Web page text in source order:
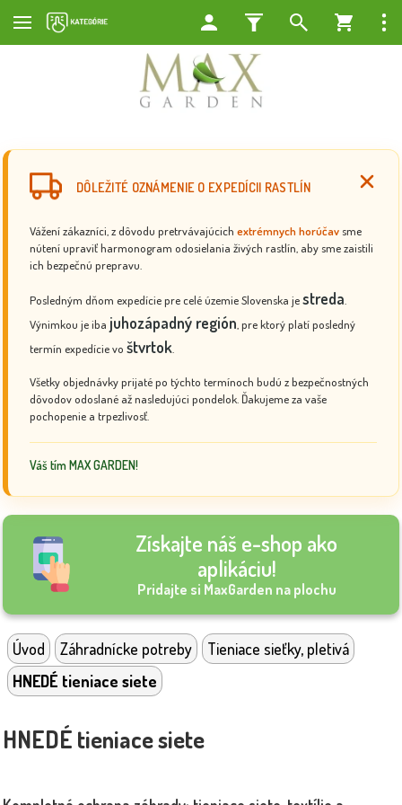
DÔLEŽITÉ OZNÁMENIE O EXPEDÍCII RASTLÍN
Vážení zákazníci, z dôvodu pretrvávajúcich extrémnych horúčav sme
nútení upraviť harmonogram odosielania živých rastlín, aby sme zaistili
ich bezpečnú prepravu.
Posledným dňom expedície pre celé územie Slovenska jestreda
Výnimkou je iba juhozápadný región , pre ktorý platí posledný
termín expedície vo štvrtok
Všetky objednávky prijaté po týchto termínoch budú z bezpečnostných
dôvodov odoslané až nasledujúci pondelok. Ďakujeme za vaše
pochopenie a trpezlivosť.
Váš tím MAX GARDEN!
Získajte náš e-shop ako
aplikáciu!
Pridajte si MaxGarden na plochu
Úvod Záhradnícke potreby
Tieniace sieťky, pletivá
HNEDÉ tieniace siete
HNEDÉ tieniace siete